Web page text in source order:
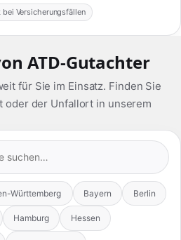
bei Versicherungsfällen
ATD-Gutachter
für Sie im Einsatz. Finden Sie
oder der Unfallort in unserem
Württemberg Bayern Berlin
Hamburg Hessen